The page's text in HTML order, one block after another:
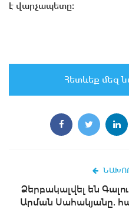
է վարչապետը։
Հետևեք մեզ
Ձերբակալվել են
Արման Սահակյանը.